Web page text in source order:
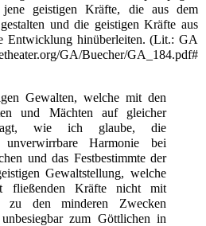
geistigen Kräfte, die aus dem
gestalten und die geistigen Kräfte aus
Entwicklung hinüberleiten. (Lit.: GA
Gewalten, welche mit den
und Mächten auf gleicher
wie ich glaube, die
Harmonie bei
und das Festbestimmte der
Gewaltstellung, welche
fließenden Kräfte nicht mit
zu den minderen Zwecken
zum Göttlichen in